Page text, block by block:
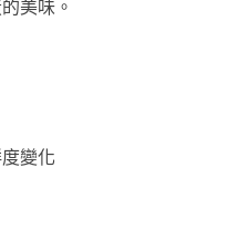
美味。